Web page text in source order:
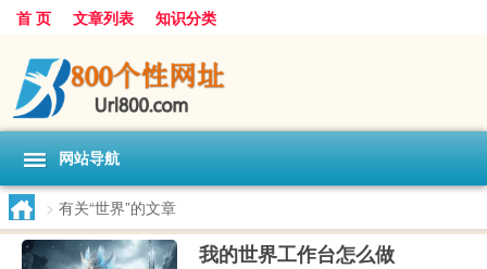
首 页 文章列表 知识分类
网站导航
> 有关“世界”的文章
我的世界工作台怎么做